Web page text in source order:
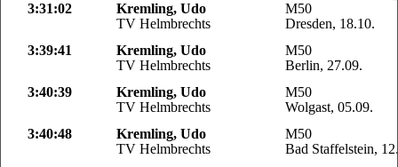
3:31:02
Kremling, Udo
TV Helmbrechts
M50
Dresden, 18.10.
3:39:41
Kremling, Udo
TV Helmbrechts
M50
Berlin, 27.09.
3:40:39
Kremling, Udo
TV Helmbrechts
M50
Wolgast, 05.09.
3:40:48
Kremling, Udo
TV Helmbrechts
M50
Bad Staffelstein,